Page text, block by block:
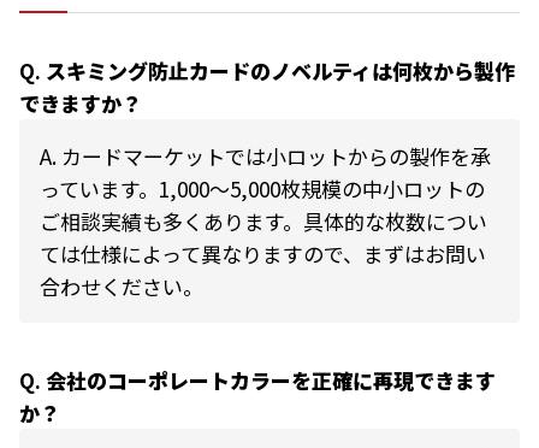
Q. スキミング防止カードのノベルティは何枚から製作
できますか？
A. カードマーケットでは小ロットからの製作を承
っています。1,000〜5,000枚規模の中小ロットの
ご相談実績も多くあります。具体的な枚数につい
ては仕様によって異なりますので、まずはお問い
合わせください。
Q. 会社のコーポレートカラーを正確に再現できます
か？